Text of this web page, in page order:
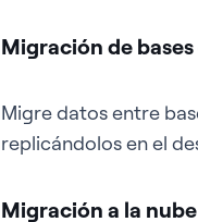
Migración de
Migre datos entre
replicándolos en el
Migración a la nube